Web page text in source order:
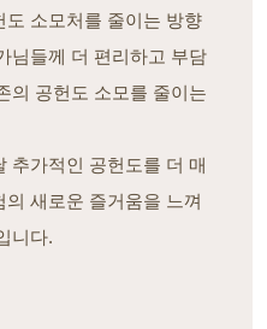
소모처를 줄이는 방향
님들께 더 편리하고 부담
의 공헌도 소모를 줄이는
추가적인 공헌도를 더 매
새로운 즐거움을 느껴
니다.